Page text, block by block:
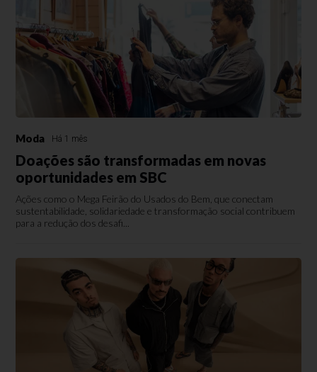
Moda Há 1 mês
Doações são transformadas em novas
oportunidades em SBC
Ações como o Mega Feirão do Usados do Bem, que conectam
sustentabilidade, solidariedade e transformação social contribuem
para a redução dos desafi...